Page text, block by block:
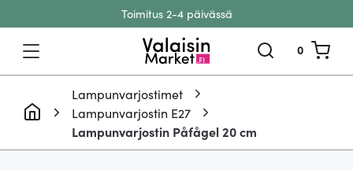
Toimitus 2-4 päivässä
Siirry sisältöön 0
Lampunvarjostimet
Lampunvarjostin E27
Lampunvarjostin Påfågel 20 cm